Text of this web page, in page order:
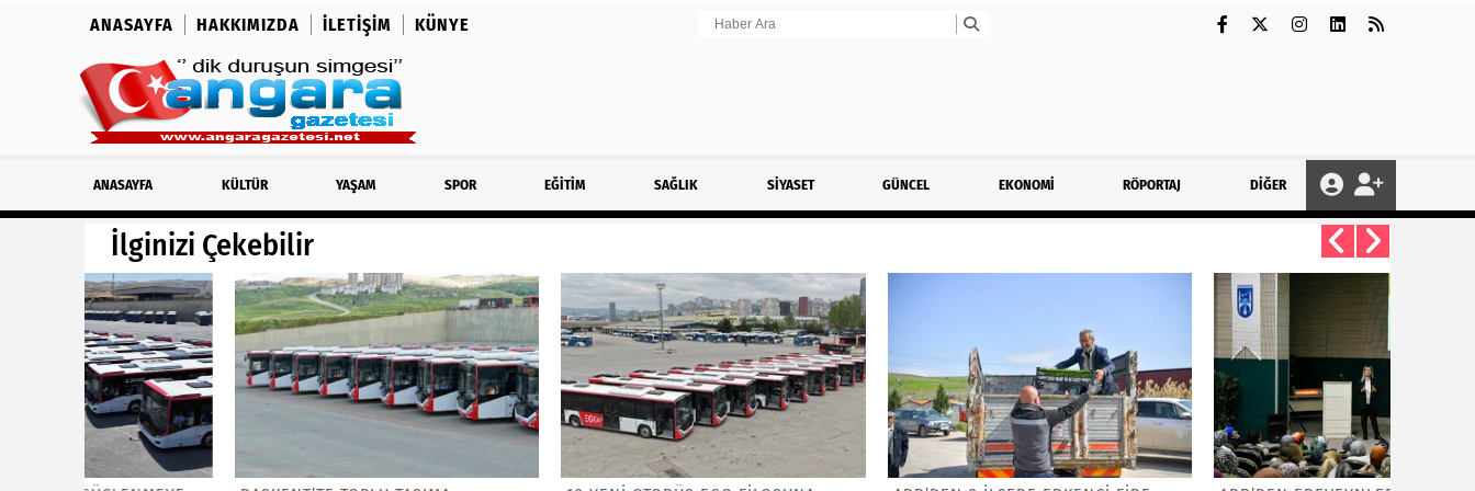
ANASAYFA HAKKIMIZDA İLETIŞIM KÜNYE
ANASAYFA KÜLTÜR YAŞAM SPOR EĞİTİM SAĞLIK SİYASET GÜNCEL EKONOMİ RÖPORTAJ DİĞER
İlginizi Çekebilir